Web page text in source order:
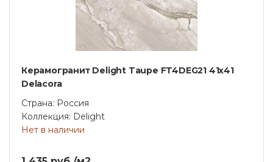
Керамогранит Delight Taupe FT4DEG21 41х41
Delacora
Страна: Россия
Коллекция: Delight
Нет в наличии